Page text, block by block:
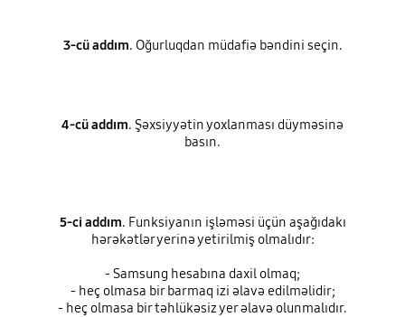
3-cü addım. Oğurluqdan müdafiə bəndini seçin.
4-cü addım. Şəxsiyyətin yoxlanması düyməsinə
basın.
5-ci addım. Funksiyanın işləməsi üçün aşağıdakı
hərəkətlər yerinə yetirilmiş olmalıdır:
- Samsung hesabına daxil olmaq;
- heç olmasa bir barmaq izi əlavə edilməlidir;
- heç olmasa bir təhlükəsiz yer əlavə olunmalıdır.